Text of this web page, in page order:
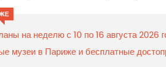
на неделю с 10 по 16 августа
музеи в Париже и бесплатные